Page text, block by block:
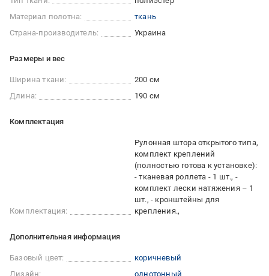
Материал полотна:
ткань
Страна-производитель:
Украина
Размеры и вес
Ширина ткани:
200 см
Длина:
190 см
Комплектация
Комплектация:
Рулонная штора открытого типа,
комплект креплений
(полностью готова к установке):
- тканевая роллета - 1 шт., -
комплект лески натяжения – 1
шт., - кронштейны для
крепления.,
Дополнительная информация
Базовый цвет:
коричневый
Дизайн:
однотонный